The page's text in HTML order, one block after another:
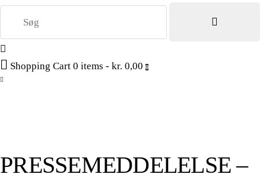
Shopping Cart 0 items - kr. 0,00 0
PRESSEMEDDELELSE –